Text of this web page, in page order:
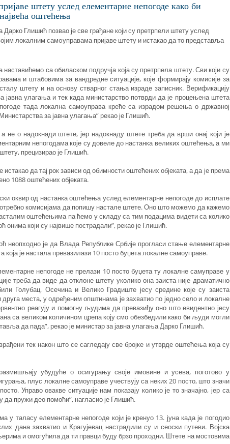
штету услед елементарне непогоде како би
оштећења
Глишић позвао је све грађане који су претрпели штету услед
локалним самoуправама пријаве штету и истакао да то представља
са обиласком подручја која су претрпела штету. Сви који су
и штабовима за вандредне ситуације, које формирају комисије за
штету и на основу стварног стања израде записник. Верификацију
улагања и тек када министарство потврди да је процењена штета
тада локална самоуправа креће са израдом решења о државној
за јавна улагања” рекао је Глишић.
о надокнади штете, јер надокнаду штете треба да врши онај који је
непогодама које су довеле до настанка великих оштећења, а ми
прецизирао је Глишић.
да тај рок зависи од обимности оштећених објеката, а да је према
1088 оштећених објеката.
оквир од настанка оштећења услед елементарне непогоде до исплате
комисијама да попишу настале штете. Оно што можемо да кажемо
оштећењима па ћемо у складу са тим подацима видети са колико
који су највише пострадали”, рекао је Глишић.
неопходно је да Влада Републике Србије прогласи стање елементарне
је настала превазилази 10 посто буџета локалне самоуправе.
непогоде не прелази 10 посто буџета ту локалне самуправе у
треба да виде да отклоне штету уколико она заиста није драматично
Голубац, Осечина и Велико Градиште јесу средине које су заиста
места, у одређеним општинама је захватио по једно село и локалне
реагују и помогну људима да превазиђу оно што евидентно јесу
са великом количином црепа коју смо обезбедили како би људи могли
да пада”, рекао је министар за јавна улагања Дарко Глишић.
тек након што се сагледају све бројке и утврде оштећења која су
убудуће о осигурању своје имовине и усева, поготово у
плус локалне самоуправе учествују са неких 20 посто, што значи
Управо овакве ситуације нам показају колико је то значајно, јер са
да пружи део помоћи”, нагласио је Глишић.
таласу елементарне непогоде који је кренуо 13. јуна када је погодио
дана захватио и Крагујевац настрадили су и сеоски путеви. Војска
и омогућила да ти правци буду брзо проходни. Штете на мостовима